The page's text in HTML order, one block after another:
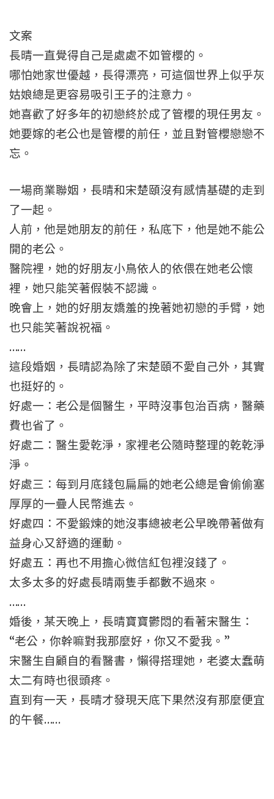
文案
長晴一直覺得自己是處處不如管櫻的。
哪怕她家世優越，長得漂亮，可這個世界上似乎灰
姑娘總是更容易吸引王子的注意力。
她喜歡了好多年的初戀終於成了管櫻的現任男友。
她要嫁的老公也是管櫻的前任，並且對管櫻戀戀不
忘。
一場商業聯姻，長晴和宋楚頤沒有感情基礎的走到
了一起。
人前，他是她朋友的前任，私底下，他是她不能公
開的老公。
醫院裡，她的好朋友小鳥依人的依偎在她老公懷
裡，她只能笑著假裝不認識。
晚會上，她的好朋友嬌羞的挽著她初戀的手臂，她
也只能笑著說祝福。
……
這段婚姻，長晴認為除了宋楚頤不愛自己外，其實
也挺好的。
好處一：老公是個醫生，平時沒事包治百病，醫藥
費也省了。
好處二：醫生愛乾淨，家裡老公隨時整理的乾乾淨
淨。
好處三：每到月底錢包扁扁的她老公總是會偷偷塞
厚厚的一疊人民幣進去。
好處四：不愛鍛煉的她沒事總被老公早晚帶著做有
益身心又舒適的運動。
好處五：再也不用擔心微信紅包裡沒錢了。
太多太多的好處長晴兩隻手都數不過來。
……
婚後，某天晚上，長晴寶寶鬱悶的看著宋醫生：
“老公，你幹嘛對我那麼好，你又不愛我。”
宋醫生自顧自的看醫書，懶得搭理她，老婆太蠢萌
太二有時也很頭疼。
直到有一天，長晴才發現天底下果然沒有那麼便宜
的午餐……